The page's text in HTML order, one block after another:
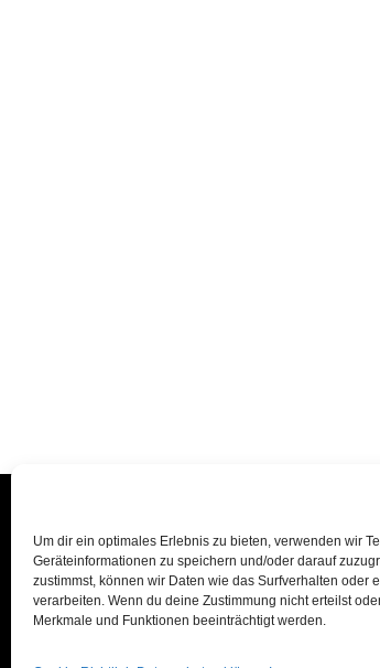
Um dir ein optimales Erlebnis zu bieten, verwenden wir
Geräteinformationen zu speichern und/oder darauf
zustimmst, können wir Daten wie das Surfverhalten oder
verarbeiten. Wenn du deine Zustimmung nicht erteilst
Merkmale und Funktionen beeinträchtigt werden.